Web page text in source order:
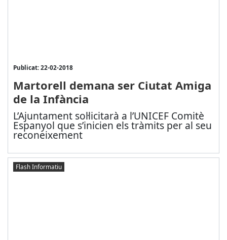
Publicat: 22-02-2018
Martorell demana ser Ciutat Amiga
de la Infància
L’Ajuntament sol·licitarà a l’UNICEF Comitè
Espanyol que s’inicien els tràmits per al seu
reconeixement
Flash Informatiu